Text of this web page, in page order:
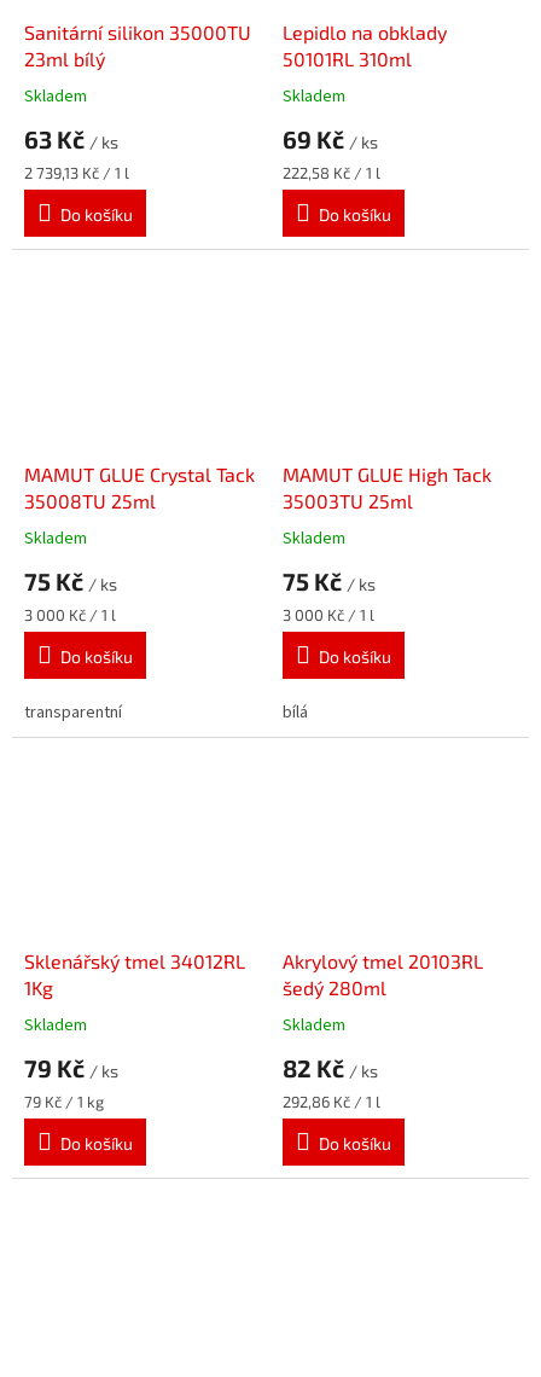
Sanitární silikon 35000TU
23ml bílý
Skladem
63 Kč / ks
Měrná
cena:
2 739,13 Kč / 1 l
Do košíku
Lepidlo na obklady
50101RL 310ml
Skladem
69 Kč / ks
Měrná
cena:
222,58 Kč / 1 l
Do košíku
MAMUT GLUE Crystal Tack
35008TU 25ml
Skladem
75 Kč / ks
Měrná
cena:
3 000 Kč / 1 l
Do košíku
transparentní
MAMUT GLUE High Tack
35003TU 25ml
Skladem
75 Kč / ks
Měrná
cena:
3 000 Kč / 1 l
Do košíku
bílá
Sklenářský tmel 34012RL
1Kg
Skladem
79 Kč / ks
Měrná
cena:
79 Kč / 1 kg
Do košíku
Akrylový tmel 20103RL
šedý 280ml
Skladem
82 Kč / ks
Měrná
cena:
292,86 Kč / 1 l
Do košíku